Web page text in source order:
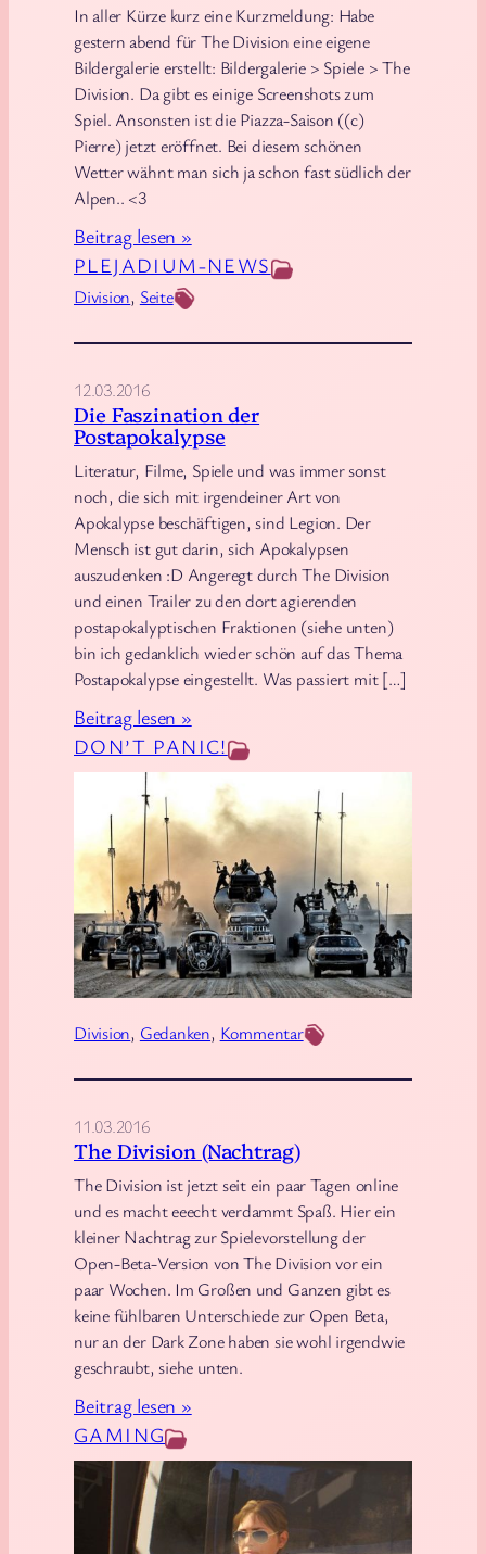
s
s
i
o
n
s
s
c
h
l
s
PLEJADIUM-NEWS
Division, Seite
In aller Kürze kurz eine Kurzmeldung: Habe
gestern abend für The Division eine eigene
Bildergalerie erstellt: Bildergalerie > Spiele > The
Division. Da gibt es einige Screenshots zum
Spiel. Ansonsten ist die Piazza-Saison ((c)
Pierre) jetzt eröffnet. Bei diesem schönen
Wetter wähnt man sich ja schon fast südlich der
Alpen.. <3
Beitrag lesen »:
D
i
i
i
o
n
-
G
a
l
e
r
i
e
r
f
e
t
DON’T PANIC!
Division, Gedanken, Kommentar
12.03.2016
Die Faszination der
Postapokalypse
Literatur, Filme, Spiele und was immer sonst
noch, die sich mit irgendeiner Art von
Apokalypse beschäftigen, sind Legion. Der
Mensch ist gut darin, sich Apokalypsen
auszudenken :D Angeregt durch The Division
und einen Trailer zu den dort agierenden
postapokalyptischen Fraktionen (siehe unten)
bin ich gedanklich wieder schön auf das Thema
Postapokalypse eingestellt. Was passiert mit […]
Beitrag lesen »:
D
i
F
a
z
i
n
t
d
e
r
P
o
s
t
a
o
GAMING
11.03.2016
The Division (Nachtrag)
The Division ist jetzt seit ein paar Tagen online
und es macht eeecht verdammt Spaß. Hier ein
kleiner Nachtrag zur Spielevorstellung der
Open-Beta-Version von The Division vor ein
paar Wochen. Im Großen und Ganzen gibt es
keine fühlbaren Unterschiede zur Open Beta,
nur an der Dark Zone haben sie wohl irgendwie
geschraubt, siehe unten.
Beitrag lesen »:
h